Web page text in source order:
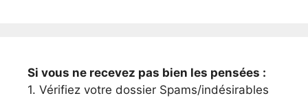
Si vous ne recevez pas bien les pensées :
1. Vérifiez votre dossier Spams/indésirables